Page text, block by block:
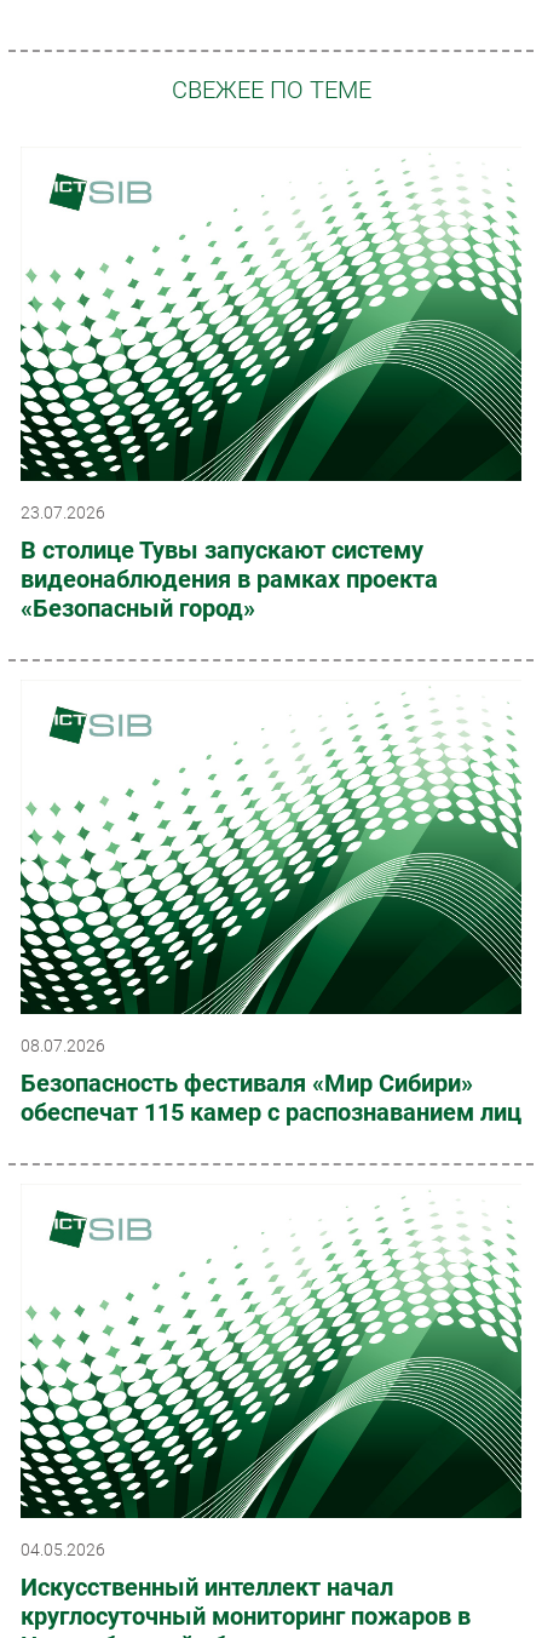
СВЕЖЕЕ ПО ТЕМЕ
23.07.2026
В столице Тувы запускают систему
видеонаблюдения в рамках проекта
«Безопасный город»
08.07.2026
Безопасность фестиваля «Мир Сибири»
обеспечат 115 камер с распознаванием лиц
04.05.2026
Искусственный интеллект начал
круглосуточный мониторинг пожаров в